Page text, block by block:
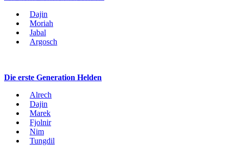
Dajin
Moriah
Jabal
Argosch
Die erste Generation Helden
Alrech
Dajin
Marek
Fjolnir
Nim
Tungdil